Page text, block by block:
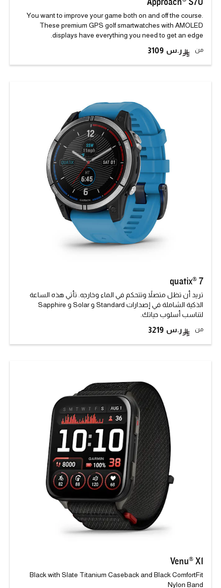
You want to improve your game both on and off the course.
These premium GPS golf smartwatches with AMOLED
displays have everything you need to get an edge.
من 3109
quatix® 7
تريد أن تظل متصلاً وتتحكم في الماء وخارجه. تأتي هذه الساعة
الذكية الشاملة في إصدارات Standard و Solar و Sapphire
لتناسب أسلوب حياتك.
من 3219
Venu® X1
Black with Slate Titanium Caseback and Black ComfortFit
Nylon Band